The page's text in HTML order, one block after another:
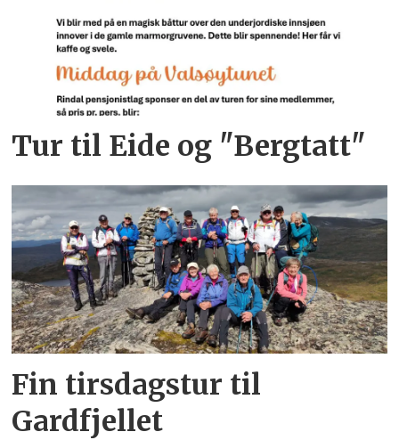
Tur til Eide og "Bergtatt"
Fin tirsdagstur til
Gardfjellet